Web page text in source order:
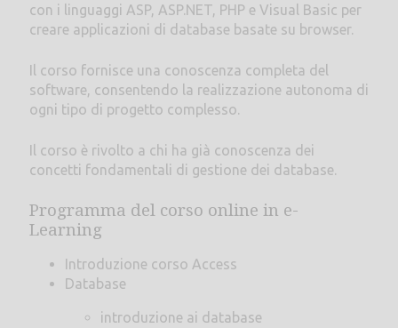
con i linguaggi ASP, ASP.NET, PHP e Visual Basic per
creare applicazioni di database basate su browser.
Il corso fornisce una conoscenza completa del
software, consentendo la realizzazione autonoma di
ogni tipo di progetto complesso.
Il corso è rivolto a chi ha già conoscenza dei
concetti fondamentali di gestione dei database.
Programma del corso online in e-
Learning
Introduzione corso Access
Database
introduzione ai database